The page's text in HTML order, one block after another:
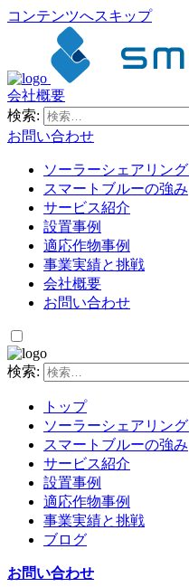
コンテンツへスキップ
会社概要
検索:
お問い合わせ
ソーラーシェアリン
スマートブルーの強み
サービス紹介
設置事例
適応作物事例
事業実績と挑戦
会社概要
お問い合わせ
検索:
トップ
ソーラーシェアリン
スマートブルーの強み
サービス紹介
設置事例
適応作物事例
事業実績と挑戦
ブログ
お問い合わせ